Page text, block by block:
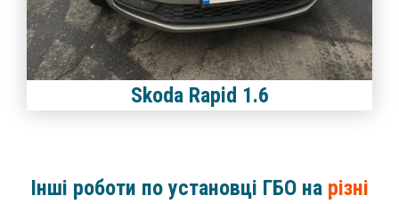
Skoda Rapid 1.6
Інші роботи по установці ГБО на різні